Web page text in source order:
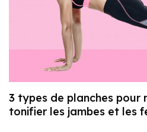
3 types de planches pour
tonifier les jambes et les